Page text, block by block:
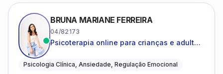
BRUNA MARIANE FERREIRA
04/82173
Psicoterapia online para crianças e adultos
reduzir a ansiedade e construir uma vida
Psicologia Clínica, Ansiedade, Regulação Emocional